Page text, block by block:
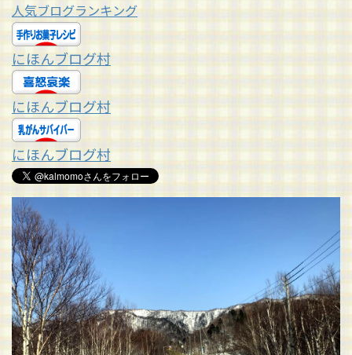
人気ブログランキング
にほんブログ村
にほんブログ村
にほんブログ村